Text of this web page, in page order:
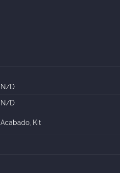
N/D
N/D
Acabado, Kit